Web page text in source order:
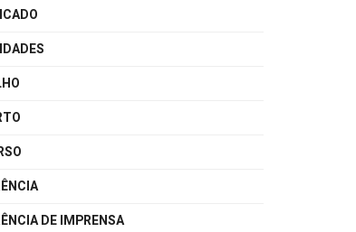
DE IMPRENSA